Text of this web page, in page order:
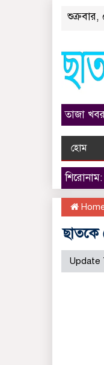
তাজা
হোম
শিরোনাম:
ছাতকে
Update